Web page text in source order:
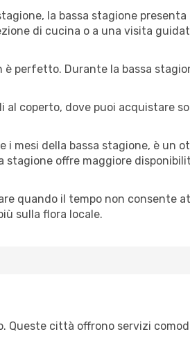
la bassa stagione presenta
di cucina o a una visita
perfetto. Durante la bassa
al coperto, dove puoi acquistare
i mesi della bassa stagione, è un
stagione offre maggiore
quando il tempo non consente
sulla flora locale.
Queste città offrono servizi